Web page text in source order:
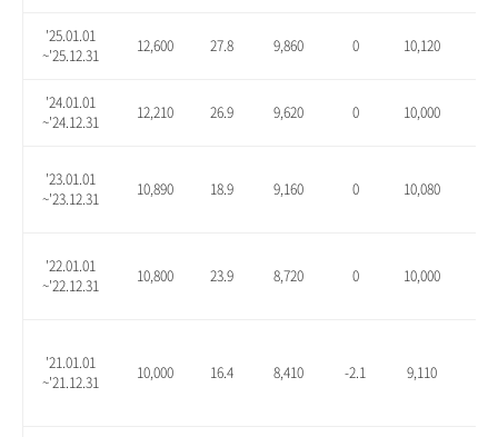
'25.01.01
~'25.12.31
12,600 27.8 9,860 0 10,120
'24.01.01
~'24.12.31
12,210 26.9 9,620 0 10,000
'23.01.01
~'23.12.31
10,890 18.9 9,160 0 10,080
'22.01.01
~'22.12.31
10,800 23.9 8,720 0 10,000
'21.01.01
~'21.12.31
10,000 16.4 8,410 -2.1 9,110